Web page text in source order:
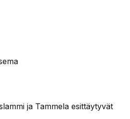
ja Tammela esittäytyvät